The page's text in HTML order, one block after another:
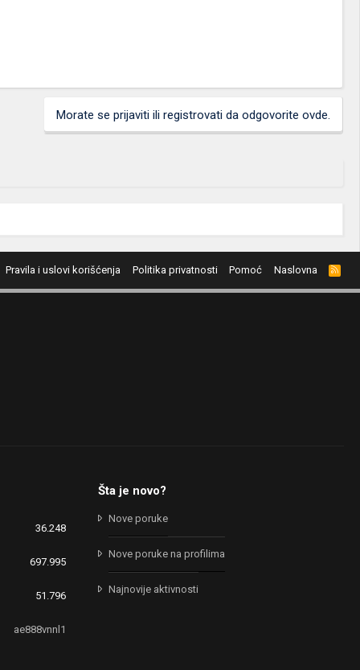
Morate se prijaviti ili registrovati da odgovorite ovde.
Pravila i uslovi korišćenja Politika privatnosti Pomoć Naslovna
R
S
S
36.248
697.995
51.796
ae888vnnl1
Šta je novo?
Nove poruke
Nove poruke na profilima
Najnovije aktivnosti